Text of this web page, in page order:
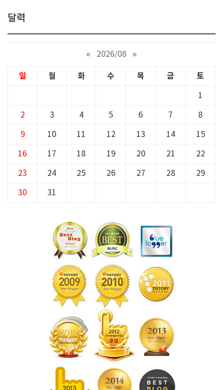
달력
« 2026/08 »
일 월 화 수 목 금 토
1
2 3 4 5 6 7 8
9 10 11 12 13 14 15
16 17 18 19 20 21 22
23 24 25 26 27 28 29
30 31